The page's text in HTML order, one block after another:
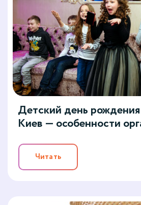
Детский день
Киев — особенности
Читать